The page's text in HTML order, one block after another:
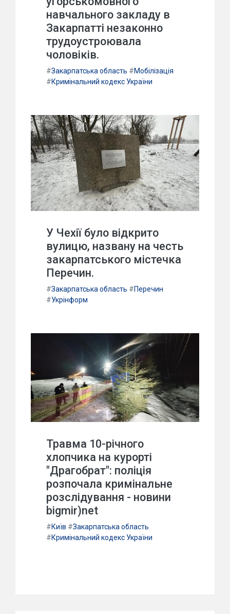
навчального закладу в
Закарпатті незаконно
трудоустроювала
чоловіків.
#Закарпатська область #Мобілізація
#Кримінальний кодекс України
У Чехії було відкрито
вулицю, названу на честь
закарпатського містечка
Перечин.
#Закарпатська область #Перечин
#Укрінформ
Травма 10-річного
хлопчика на курорті
"Драгобрат": поліція
розпочала кримінальне
розслідування - новини
bigmir)net
#Київ #Закарпатська область
#Кримінальний кодекс України